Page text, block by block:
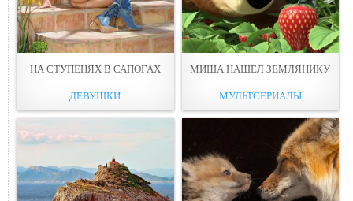
НА СТУПЕНЯХ В САПОГАХ
ДЕВУШКИ
МИША НАШЕЛ ЗЕМЛЯНИКУ
МУЛЬТСЕРИАЛЫ